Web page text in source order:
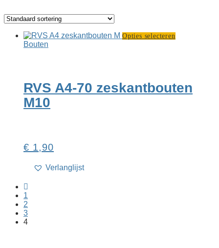
Opties selecterenDit
optie
kan
Bouten
RVS A4-70 zeskant­bouten
M10
€ 1,90
Verlanglijst
1
2
3
4